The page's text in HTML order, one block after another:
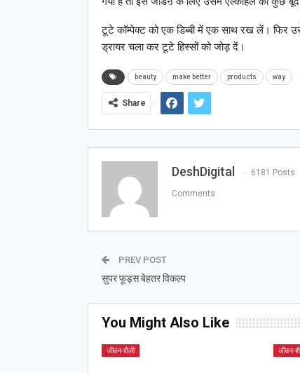
टूटे कॉम्पेक्ट को एक डिब्बी में एक साथ रख लें। फिर
ड्रायर चला कर टूटे हिस्सों को जोड़ दें।
beauty make better products way
Share
DeshDigital 6181 Posts
Comments
PREV POST
सुपर फूड्स बेहतर विकल्प
You Might Also Like
जीवन-शैली जीवन-